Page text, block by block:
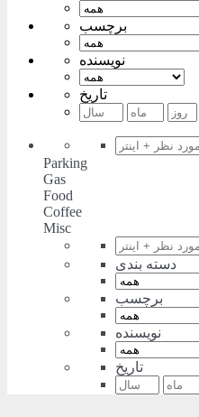
برچسب
نویسنده
تاریخ
Parking
Gas
Food
Coffee
Misc
دسته بندی
برچسب
نویسنده
تاریخ